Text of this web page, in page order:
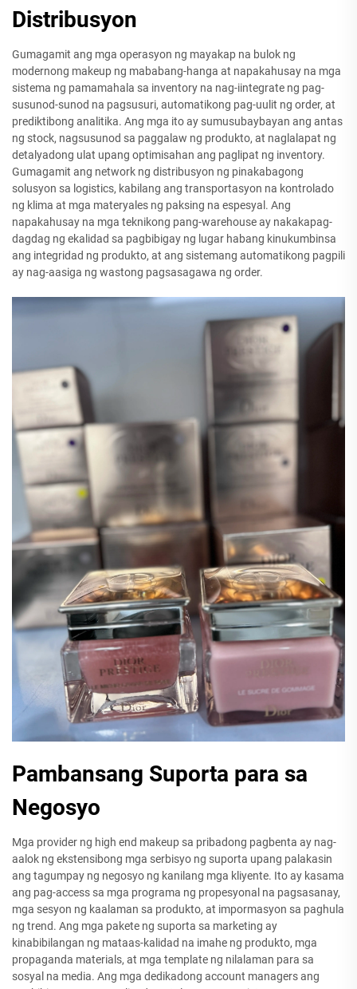
Distribusyon
Gumagamit ang mga operasyon ng mayakap na bulok ng
modernong makeup ng mababang-hanga at napakahusay na mga
sistema ng pamamahala sa inventory na nag-iintegrate ng pag-
susunod-sunod na pagsusuri, automatikong pag-uulit ng order, at
prediktibong analitika. Ang mga ito ay sumusubaybayan ang antas
ng stock, nagsusunod sa paggalaw ng produkto, at naglalapat ng
detalyadong ulat upang optimisahan ang paglipat ng inventory.
Gumagamit ang network ng distribusyon ng pinakabagong
solusyon sa logistics, kabilang ang transportasyon na kontrolado
ng klima at mga materyales ng paksing na espesyal. Ang
napakahusay na mga teknikong pang-warehouse ay nakakapag-
dagdag ng ekalidad sa pagbibigay ng lugar habang kinukumbinsa
ang integridad ng produkto, at ang sistemang automatikong pagpili
ay nag-aasiga ng wastong pagsasagawa ng order.
Pambansang Suporta para sa
Negosyo
Mga provider ng high end makeup sa pribadong pagbenta ay nag-
aalok ng ekstensibong mga serbisyo ng suporta upang palakasin
ang tagumpay ng negosyo ng kanilang mga kliyente. Ito ay kasama
ang pag-access sa mga programa ng propesyonal na pagsasanay,
mga sesyon ng kaalaman sa produkto, at impormasyon sa paghula
ng trend. Ang mga pakete ng suporta sa marketing ay
kinabibilangan ng mataas-kalidad na imahe ng produkto, mga
propaganda materials, at mga template ng nilalaman para sa
sosyal na media. Ang mga dedikadong account managers ang